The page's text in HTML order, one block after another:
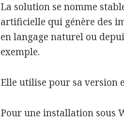
La solution se nomme
artificielle qui génère des
en langage naturel ou
exemple.
Elle utilise pour sa version
Pour une installation sous